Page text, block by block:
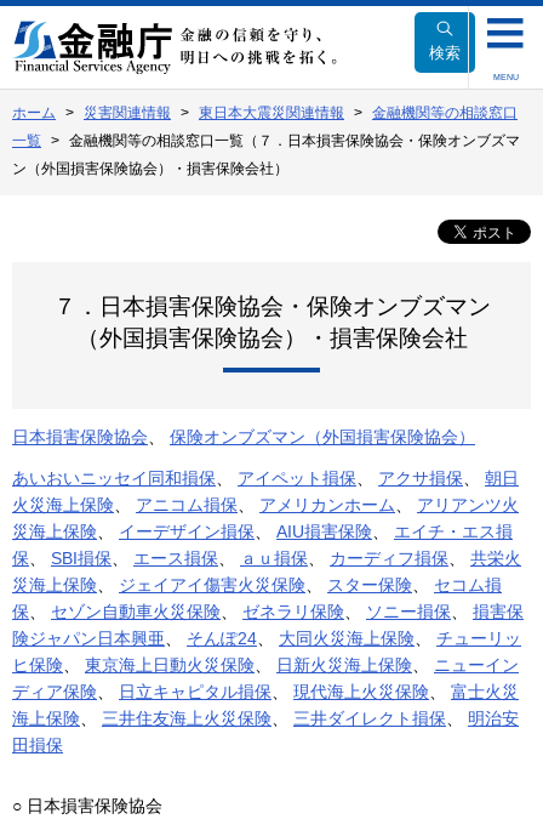
文
へ
動
検索
MENU
ホーム 災害関連情報 東日本大震災関連情報
金融機関等の相談窓口
一覧
金融機関等の相談窓口一覧（７．日本損害保険協会・保険オンブズマ
ン（外国損害保険協会）・損害保険会社）
７．日本損害保険協会・保険オンブズマン
（外国損害保険協会）・損害保険会社
日本損害保険協会 保険オンブズマン（外国損害保険協会）
あいおいニッセイ同和損保 アイペット損保 アクサ損保
朝日
火災海上保険
アニコム損保 アメリカンホーム
アリアンツ火
災海上保険
イーデザイン損保 AIU損害保険
エイチ・エス損
保
SBI損保 エース損保 ａｕ損保 カーディフ損保
共栄火
災海上保険
ジェイアイ傷害火災保険 スター保険
セコム損
保
セゾン自動車火災保険 ゼネラリ保険 ソニー損保
損害保
険ジャパン日本興亜
そんぽ24 大同火災海上保険
チューリッ
ヒ保険
東京海上日動火災保険 日新火災海上保険
ニューイン
ディア保険
日立キャピタル損保 現代海上火災保険
富士火災
海上保険
三井住友海上火災保険 三井ダイレクト損保
明治安
田損保
○ 日本損害保険協会